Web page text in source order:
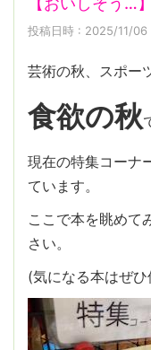
投稿日時 : 2025/11/06
芸術の秋、スポー
食欲の秋
現在の特集コーナ
ています。
ここで本を眺めて
さい。
(気になる本はぜ